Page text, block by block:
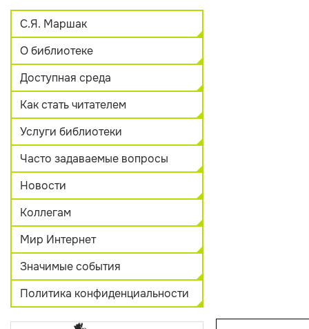
С.Я. Маршак
О библиотеке
Доступная среда
Как стать читателем
Услуги библиотеки
Часто задаваемые вопросы
Новости
Коллегам
Мир Интернет
Значимые события
Политика конфиденциальности